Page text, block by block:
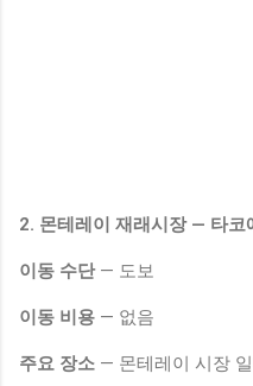
2. 몬테레이 재래시장 — 타코
이동 수단— 도보
이동 비용 — 없음
주요 장소 — 몬테레이 시장